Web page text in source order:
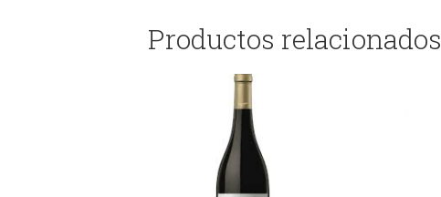
Productos relacionados